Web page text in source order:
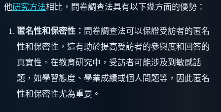
他研究方法相比，問卷調查法具有以下幾方面的優勢：
匿名性和保密性： 問卷調查法可以保證受訪者的匿名
性和保密性，這有助於提高受訪者的參與度和回答的
真實性。在教育研究中，受訪者可能涉及到敏感話
題，如學習態度、學業成績或個人問題等，因此匿名
性和保密性尤為重要。